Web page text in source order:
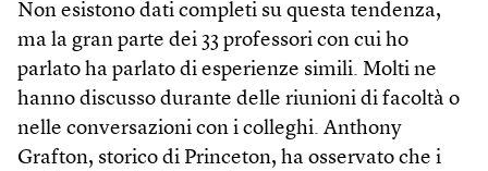
Non esistono dati completi su questa tendenza,
ma la gran parte dei 33 professori con cui ho
parlato ha parlato di esperienze simili. Molti ne
hanno discusso durante delle riunioni di facoltà o
nelle conversazioni con i colleghi. Anthony
Grafton, storico di Princeton, ha osservato che i